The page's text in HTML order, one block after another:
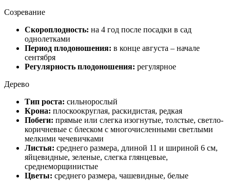
Созревание
Скороплодность: на 4 год после посадки в сад
однолетками
Период плодоношения: в конце августа – начале
сентября
Регулярность плодоношения: регулярное
Дерево
Тип роста: сильнорослый
Крона: плоскоокруглая, раскидистая, редкая
Побеги: прямые или слегка изогнутые, толстые, светло-
коричневые с блеском с многочисленными светлыми
мелкими чечевичками
Листья: среднего размера, длиной 11 и шириной 6 см,
яйцевидные, зеленые, слегка глянцевые,
среднеморщинистые
Цветы: среднего размера, чашевидные, белые